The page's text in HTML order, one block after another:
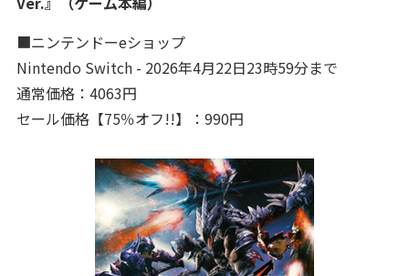
■ニンテンドーeショップ
Nintendo Switch - 2026年4月22日23時59分まで
通常価格：4063円
セール価格【75％オフ!!】：990円